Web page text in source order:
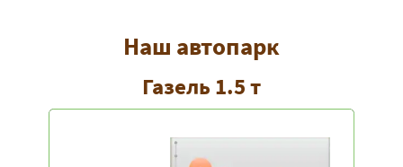
Наш автопарк
Газель 1.5 т